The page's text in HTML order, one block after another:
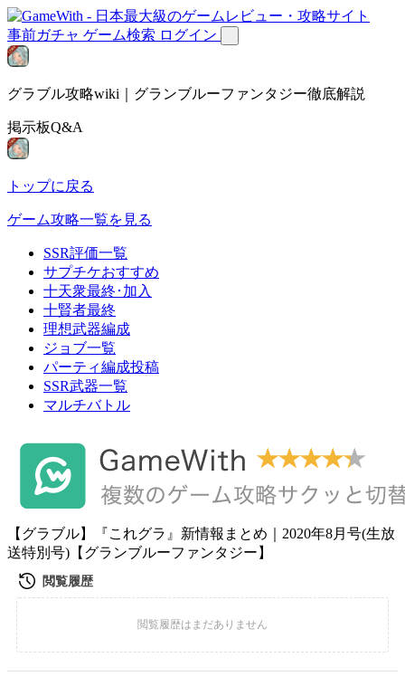
事前ガチャ ゲーム検索 ログイン
グラブル攻略wiki｜グランブルーファンタジー徹底解説
掲示板Q&A
トップに戻る
ゲーム攻略一覧を見る
SSR評価一覧
サプチケおすすめ
十天衆最終･加入
十賢者最終
理想武器編成
ジョブ一覧
パーティ編成投稿
SSR武器一覧
マルチバトル
【グラブル】『これグラ』新情報まとめ｜2020年8月号(生放
送特別号)【グランブルーファンタジー】